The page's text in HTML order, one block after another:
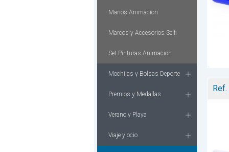
Manos Animacion
Marcos y Accesorios Selfi
Set Pinturas Animacion
Mochilas y Bolsas Deporte
Premios y Medallas
Verano y Playa
Viaje y ocio
Ref.